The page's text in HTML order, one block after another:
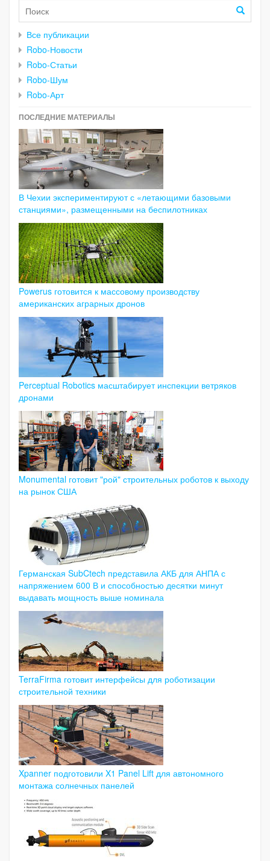
Все публикации
Robo-Новости
Robo-Статьи
Robo-Шум
Robo-Арт
ПОСЛЕДНИЕ МАТЕРИАЛЫ
В Чехии экспериментируют с «летающими базовыми
станциями», размещенными на беспилотниках
Powerus готовится к массовому производству
американских аграрных дронов
Perceptual Robotics масштабирует инспекции ветряков
дронами
Monumental готовит "рой" строительных роботов к выходу
на рынок США
Германская SubCtech представила АКБ для АНПА с
напряжением 600 В и способностью десятки минут
выдавать мощность выше номинала
TerraFirma готовит интерфейсы для роботизации
строительной техники
Xpanner подготовили X1 Panel Lift для автономного
монтажа солнечных панелей